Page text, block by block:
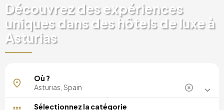
Découvrez des expériences
uniques dans des hôtels de luxe à
Asturias
ParresOù ?
Sélectionnez la catégorie